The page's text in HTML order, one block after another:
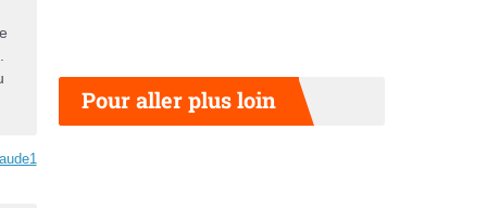
Pour aller plus loin